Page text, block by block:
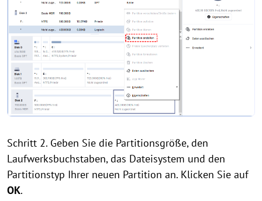
Schritt 2. Geben Sie die Partitionsgröße, den
Laufwerksbuchstaben, das Dateisystem und den
Partitionstyp Ihrer neuen Partition an. Klicken Sie auf
OK.